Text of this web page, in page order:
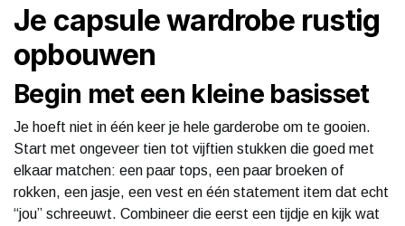
Je capsule wardrobe rustig
opbouwen
Begin met een kleine basisset
Je hoeft niet in één keer je hele garderobe om te gooien.
Start met ongeveer tien tot vijftien stukken die goed met
elkaar matchen: een paar tops, een paar broeken of
rokken, een jasje, een vest en één statement item dat echt
“jou” schreeuwt. Combineer die eerst een tijdje en kijk wat